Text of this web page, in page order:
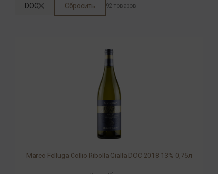
DOC Сбросить 92 товаров
Marco Felluga Collio Ribolla Gialla DOC 2018 13% 0,75л